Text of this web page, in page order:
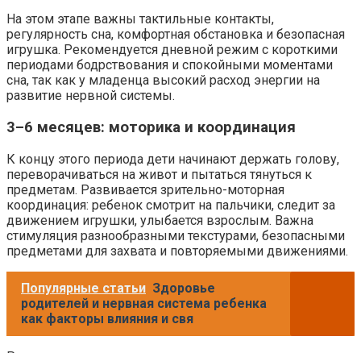
На этом этапе важны тактильные контакты,
регулярность сна, комфортная обстановка и безопасная
игрушка. Рекомендуется дневной режим с короткими
периодами бодрствования и спокойными моментами
сна, так как у младенца высокий расход энергии на
развитие нервной системы.
3–6 месяцев: моторика и координация
К концу этого периода дети начинают держать голову,
переворачиваться на живот и пытаться тянуться к
предметам. Развивается зрительно-моторная
координация: ребенок смотрит на пальчики, следит за
движением игрушки, улыбается взрослым. Важна
стимуляция разнообразными текстурами, безопасными
предметами для захвата и повторяемыми движениями.
Популярные статьи Здоровье
родителей и нервная система ребенка
как факторы влияния и свя